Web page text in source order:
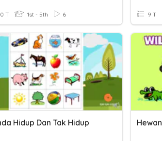
T 1st - 5th 6 9 T
Hidup Dan Tak Hidup Hewan